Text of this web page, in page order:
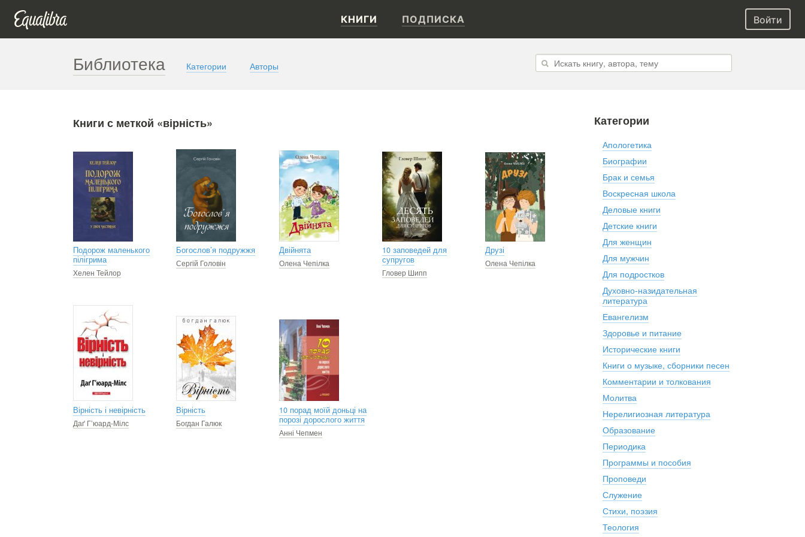
КНИГИ ПОДПИСКА Войти
Библиотека Категории Авторы
Книги с меткой «вірність»
Подорож маленького
пілігрима
Хелен Тейлор
Богослов’я подружжя
Сергій Головін
Двійнята
Олена Чепілка
10 заповедей для
супругов
Гловер Шипп
Друзі
Олена Чепілка
Вірність і невірність
Даґ Г’юард-Мілс
Вірність
Богдан Галюк
10 порад моїй доньці на
порозі дорослого життя
Анні Чепмен
Категории
Апологетика
Биографии
Брак и семья
Воскресная школа
Деловые книги
Детские книги
Для женщин
Для мужчин
Для подростков
Духовно-назидательная
литература
Евангелизм
Здоровье и питание
Исторические книги
Книги о музыке, сборники песен
Комментарии и толкования
Молитва
Нерелигиозная литература
Образование
Периодика
Программы и пособия
Проповеди
Служение
Стихи, поэзия
Теология